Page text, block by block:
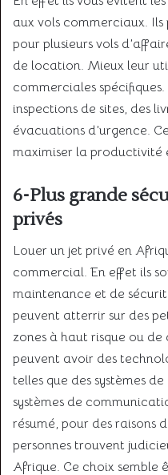
aux vols commerciaux.
pour plusieurs vols
de location. Mieux leur
commerciales
inspections de sites, des
évacuations d’urgence.
maximiser la productivité
6-Plus grande
privés
Louer un jet privé en
commercial. En effet ils
maintenance et de
peuvent atterrir sur des
zones à haut risque ou de
peuvent avoir des
telles que des systèmes
systèmes de
résumé, pour des raisons
personnes trouvent
Afrique. Ce choix semble